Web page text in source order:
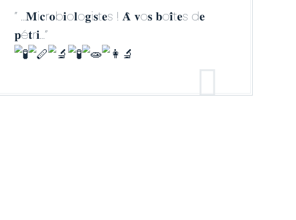
” …𝐌i𝐜r𝐨b𝐢o𝐥o𝐠i𝐬t𝐞s ! 𝐀̀ 𝐯o𝐬 𝐛o𝐢̂t𝐞s d𝐞
𝐩é𝐭r𝐢…”